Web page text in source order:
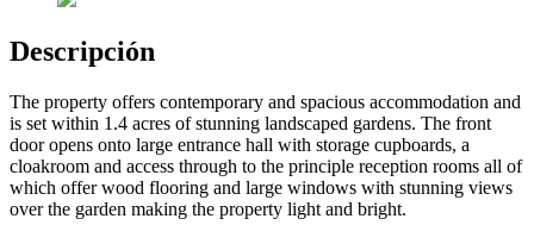
Descripción
The property offers contemporary and spacious accommodation and
is set within 1.4 acres of stunning landscaped gardens. The front
door opens onto large entrance hall with storage cupboards, a
cloakroom and access through to the principle reception rooms all of
which offer wood flooring and large windows with stunning views
over the garden making the property light and bright.